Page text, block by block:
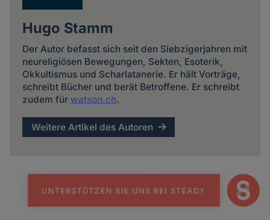
Hugo Stamm
Der Autor befasst sich seit den Siebzigerjahren mit
neureligiösen Bewegungen, Sekten, Esoterik,
Okkultismus und Scharlatanerie. Er hält Vorträge,
schreibt Bücher und berät Betroffene. Er schreibt
zudem für watson.ch.
Weitere Artikel des Autoren